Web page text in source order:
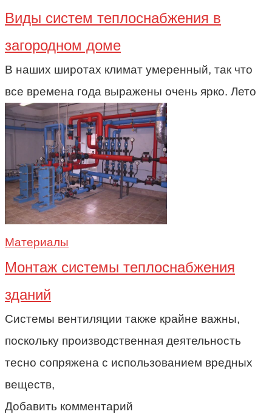
Виды систем теплоснабжения в
загородном доме
В наших широтах климат умеренный, так что
все времена года выражены очень ярко. Лето
Материалы
Монтаж системы теплоснабжения
зданий
Системы вентиляции также крайне важны,
поскольку производственная деятельность
тесно сопряжена с использованием вредных
веществ,
Добавить комментарий